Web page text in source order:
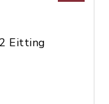
Eitting